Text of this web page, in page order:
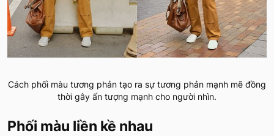
Cách phối màu tương phản tạo ra sự tương phản mạnh mẽ đồng
thời gây ấn tượng mạnh cho người nhìn.
Phối màu liền kề nhau